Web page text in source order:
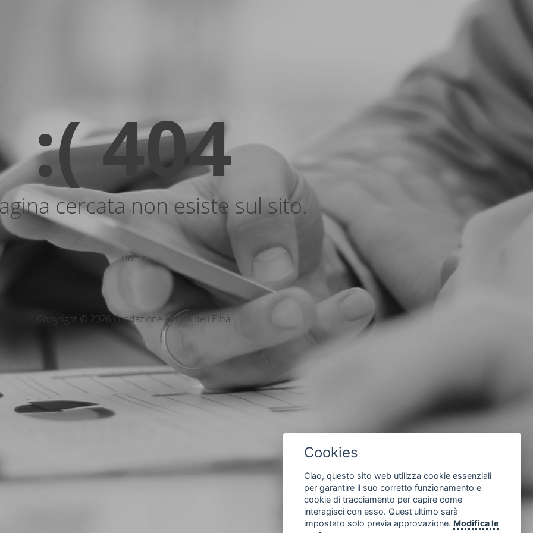
:( 404
cercata non esiste sul sito.
Home
Copyright © 2026 Fondazione Acqua dell'Elba
Cookies
Ciao, questo sito web utilizza cookie essenziali
per garantire il suo corretto funzionamento e
cookie di tracciamento per capire come
interagisci con esso. Quest'ultimo sarà
impostato solo previa approvazione. Modifica le